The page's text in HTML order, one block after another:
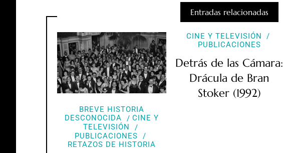
Entradas relacionadas
BREVE HISTORIA
DESCONOCIDA
CINE Y
TELEVISIÓN
PUBLICACIONES
RETAZOS DE HISTORIA
CINE Y TELEVISIÓN
PUBLICACIONES
Detrás de las Cámara:
Drácula de Bran
Stoker (1992)